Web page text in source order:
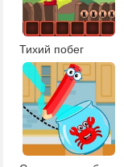
Тихий побег